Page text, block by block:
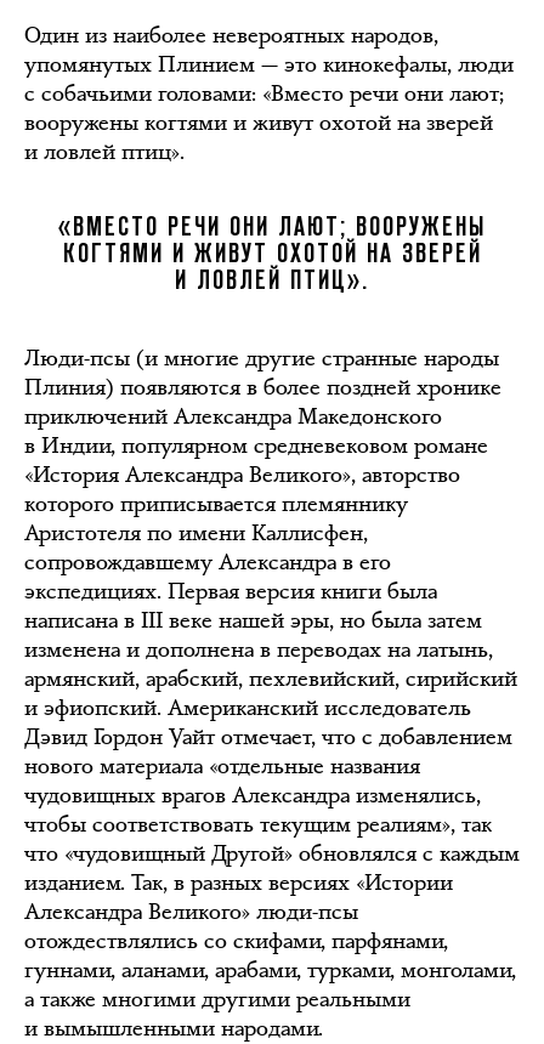
Один из наиболее невероятных народов,
упомянутых Плинием — это кинокефалы, люди
с собачьими головами: «Вместо речи они лают;
вооружены когтями и живут охотой на зверей
и ловлей птиц».
«ВМЕСТО РЕЧИ ОНИ ЛАЮТ; ВООРУЖЕНЫ
КОГТЯМИ И ЖИВУТ ОХОТОЙ НА ЗВЕРЕЙ
И ЛОВЛЕЙ ПТИЦ».
Люди-псы (и многие другие странные народы
Плиния) появляются в более поздней хронике
приключений Александра Македонского
в Индии, популярном средневековом романе
«История Александра Великого», авторство
которого приписывается племяннику
Аристотеля по имени Каллисфен,
сопровождавшему Александра в его
экспедициях. Первая версия книги была
написана в III веке нашей эры, но была затем
изменена и дополнена в переводах на латынь,
армянский, арабский, пехлевийский, сирийский
и эфиопский. Американский исследователь
Дэвид Гордон Уайт отмечает, что с добавлением
нового материала «отдельные названия
чудовищных врагов Александра изменялись,
чтобы соответствовать текущим реалиям», так
что «чудовищный Другой» обновлялся с каждым
изданием. Так, в разных версиях «Истории
Александра Великого» люди-псы
отождествлялись со скифами, парфянами,
гуннами, аланами, арабами, турками, монголами,
а также многими другими реальными
и вымышленными народами.